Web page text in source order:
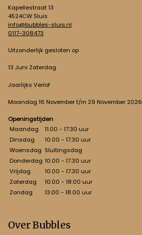
Kapellestraat 13
4524CW Sluis
info@bubbles-sluis.nl
0117-308473
Uitzonderlijk gesloten op
13 Juni Zaterdag
Jaarlijks Verlof
Maandag 16 November t/m 29 November 2026
Openingstijden
Maandag
11.00 - 17.30 uur
Dinsdag
10.00 - 17.30 uur
Woensdag Sluitingsdag
Donderdag 10.00 - 17.30 uur
Vrijdag
10.00 - 17.30 uur
Zaterdag
10.00 - 18.00 uur
Zondag
13.00 - 18.00 uur
Over Bubbles